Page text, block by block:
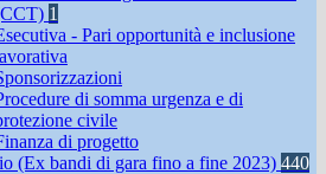
1
- Pari opportunità e inclusione
di somma urgenza e di
civile
di progetto
(Ex bandi di gara fino a fine 2023) 440